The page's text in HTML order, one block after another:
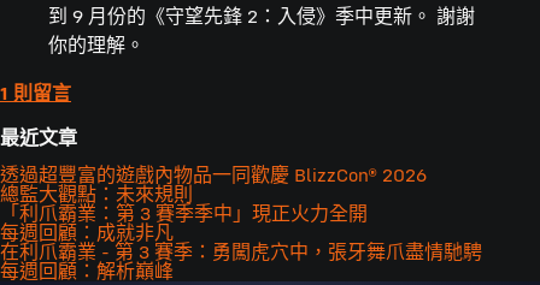
到 9 月份的《守望先鋒 2：入侵》季中更新。 謝謝
你的理解。
1 則留言
最近文章
透過超豐富的遊戲內物品一同歡慶 BlizzCon® 2026
總監大觀點：未來規則
「利爪霸業：第 3 賽季季中」現正火力全開
每週回顧：成就非凡
在利爪霸業 - 第 3 賽季：勇闖虎穴中，張牙舞爪盡情馳騁
每週回顧：解析巔峰